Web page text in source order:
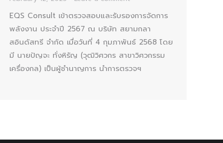
EQS Consult เข้าตรวจสอบและรับรองการจัดการ
พลังงาน ประจำปี 2567 ณ บริษัท สยามกลา
สอินดัสทรี จำกัด เมื่อวันที่ 4 กุมภาพันธ์ 2568 โดย
มี นายปัญจะ ทั่งหิรัญ (วุฒิวิศวกร สาขาวิศวกรรม
เครื่องกล) เป็นผู้ชำนาญการ นำการตรวจฯ